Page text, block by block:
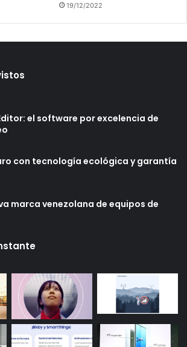
19/12/2022
el software por excelencia de
con tecnología ecológica y garantía
marca venezolana de equipos de